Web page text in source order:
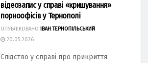
відеозапис у справі «кришування»
порноофісів у Тернополі
ОПУБЛІКОВАНО
ІВАН ТЕРНОПІЛЬСЬКИЙ
20.05.2026
Слідство у справі про прикриття